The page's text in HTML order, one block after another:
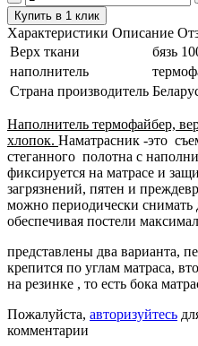
Купить в 1 клик
Характеристики Описание
Верх ткани
бязь
наполнитель
Страна производитель
Наполнитель термофайбер,
хлопок. Наматрасник -это
стеганного полотна с
фиксируется на матрасе и
загрязнений, пятен и
можно периодически снимать
обеспечивая постели
представлены два варианта,
крепится по углам матраса,
на резинке , то есть бока
Пожалуйста, авторизуйтесь
комментарии